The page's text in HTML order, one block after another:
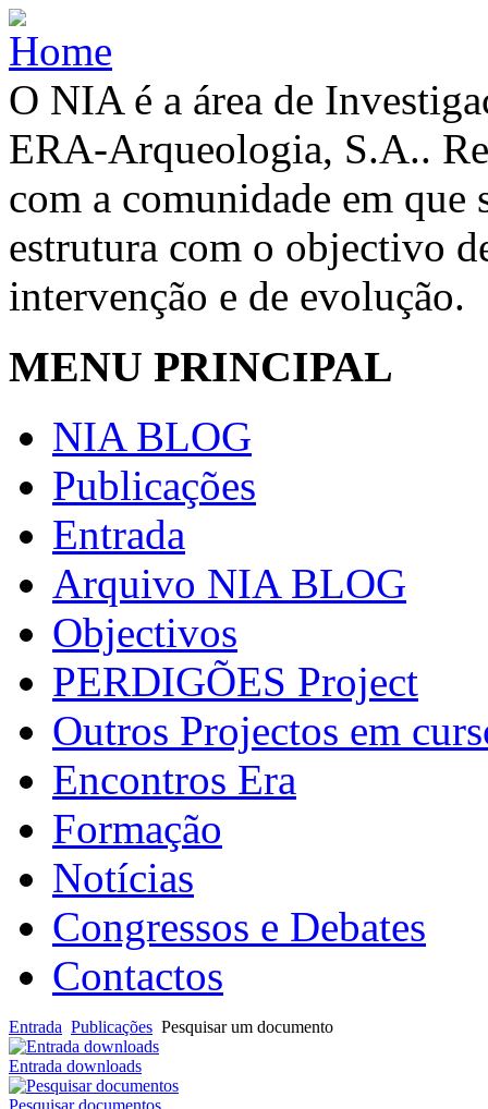
O NIA é a área de
ERA-Arqueologia, S.A..
com a comunidade em que
estrutura com o objectivo
intervenção e de evolução.
MENU PRINCIPAL
NIA BLOG
Publicações
Entrada
Arquivo NIA BLOG
Objectivos
PERDIGÕES Project
Outros Projectos em
Encontros Era
Formação
Notícias
Congressos e Debates
Contactos
Entrada Publicações Pesquisar um documento
Entrada downloads